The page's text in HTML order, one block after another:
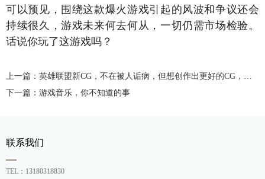
可以预见，围绕这款爆火游戏引起的风波和争议还会
持续很久，游戏未来何去何从，一切仍需市场检验。
话说你玩了这游戏吗？
上一篇：英雄联盟新CG，不在被人诟病，但想创作出更好的CG，还要注意这些
下一篇：游戏音乐，你不知道的事
联系我们
TEL：13180318830